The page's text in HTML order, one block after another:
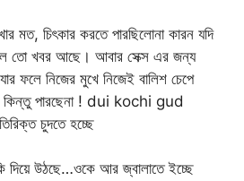
মত, চিৎকার করতে পারছিলোনা কারন যদি
তো খবর আছে। আবার সেক্স এর জন্য
ফলে নিজের মুখে নিজেই বালিশ চেপে
কিন্তু পারছেনা ! dui kochi gud
চুদতে হচ্ছে
দিয়ে উঠছে…ওকে আর জ্বালাতে ইচ্ছে